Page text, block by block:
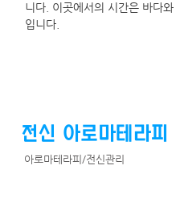
니다. 이곳에서의 시간은 바다
입니다.
전신 아로마테라피
아로마테라피/전신관리